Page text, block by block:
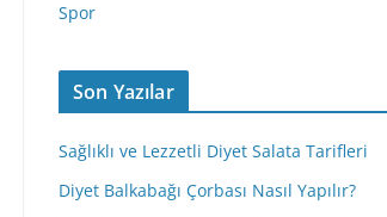
Spor
Son Yazılar
Sağlıklı ve Lezzetli Diyet Salata Tarifleri
Diyet Balkabağı Çorbası Nasıl Yapılır?